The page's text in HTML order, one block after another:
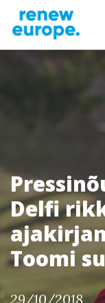
Delfi
Toomi
29/10/2018